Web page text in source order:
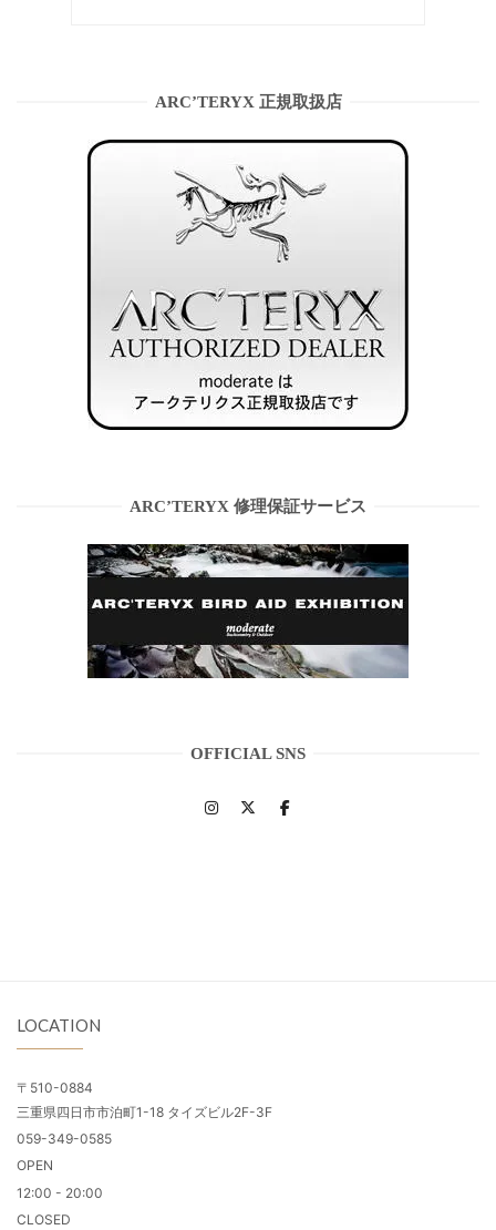
ARC’TERYX 正規取扱店
ARC’TERYX 修理保証サービス
OFFICIAL SNS
LOCATION
〒510-0884
三重県四日市市泊町1-18 タイズビル2F-3F
059-349-0585
OPEN
12:00 - 20:00
CLOSED